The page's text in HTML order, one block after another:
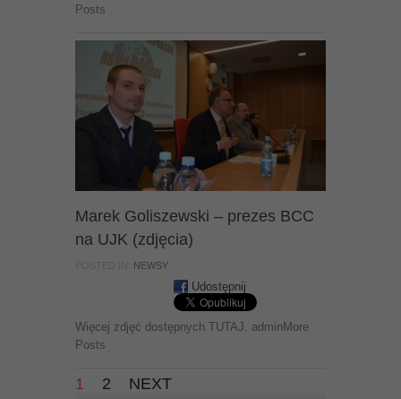
Posts
Marek Goliszewski – prezes BCC
na UJK (zdjęcia)
NEWSY
Udostępnij
Więcej zdjęć dostępnych TUTAJ. adminMore
Posts
1 2 NEXT